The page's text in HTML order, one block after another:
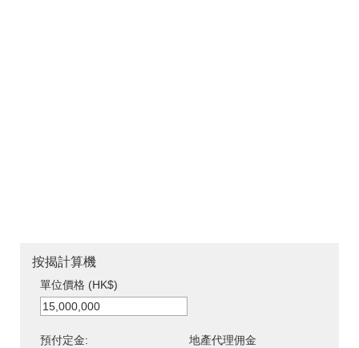
按揭計算機
單位價格 (HK$)
預付定金:
地產代理佣金